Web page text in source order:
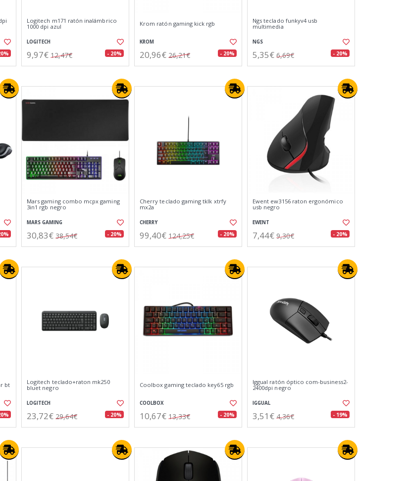
Logitech m171 ratón inalámbrico
1000 dpi azul
LOGITECH
9,97€ 12,47€ - 20%
Krom ratón gaming kick rgb
KROM
20,96€ 26,21€ - 20%
Ngs teclado funkyv4 usb
multimedia
NGS
5,35€ 6,69€ - 20%
Mars gaming combo mcpx gaming
3in1 rgb negro
MARS GAMING
30,83€ 38,54€ - 20%
Cherry teclado gaming tklk xtrfy
mx2a
CHERRY
99,40€ 124,25€ - 20%
Ewent ew3156 raton ergonómico
usb negro
EWENT
7,44€ 9,30€ - 20%
bt
Logitech teclado+raton mk250
bluet negro
LOGITECH
23,72€ 29,64€ - 20%
Coolbox gaming teclado key65 rgb
COOLBOX
10,67€ 13,33€ - 20%
Iggual ratón óptico com-business2-
2400dpi negro
IGGUAL
3,51€ 4,36€ - 19%